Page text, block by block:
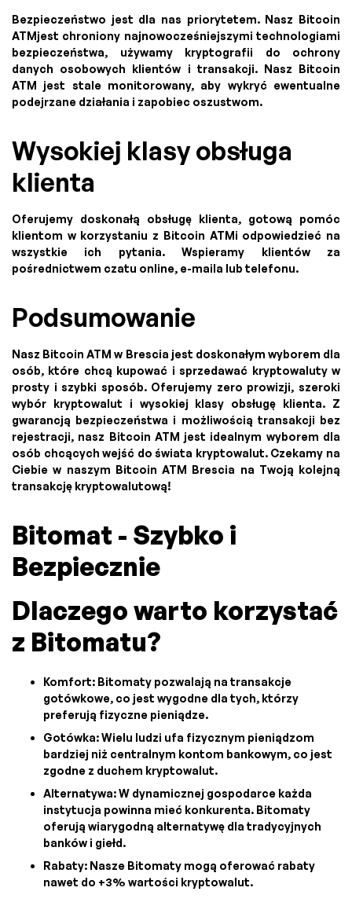
Bezpieczeństwo jest dla nas priorytetem. Nasz Bitcoin
ATMjest chroniony najnowocześniejszymi technologiami
bezpieczeństwa, używamy kryptografii do ochrony
danych osobowych klientów i transakcji. Nasz Bitcoin
ATM jest stale monitorowany, aby wykryć ewentualne
podejrzane działania i zapobiec oszustwom.
Wysokiej klasy obsługa
klienta
Oferujemy doskonałą obsługę klienta, gotową pomóc
klientom w korzystaniu z Bitcoin ATMi odpowiedzieć na
wszystkie ich pytania. Wspieramy klientów za
pośrednictwem czatu online, e-maila lub telefonu.
Podsumowanie
Nasz Bitcoin ATM w Brescia jest doskonałym wyborem dla
osób, które chcą kupować i sprzedawać kryptowaluty w
prosty i szybki sposób. Oferujemy zero prowizji, szeroki
wybór kryptowalut i wysokiej klasy obsługę klienta. Z
gwarancją bezpieczeństwa i możliwością transakcji bez
rejestracji, nasz Bitcoin ATM jest idealnym wyborem dla
osób chcących wejść do świata kryptowalut. Czekamy na
Ciebie w naszym Bitcoin ATM Brescia na Twoją kolejną
transakcję kryptowalutową!
Bitomat - Szybko i
Bezpiecznie
Dlaczego warto korzystać
z Bitomatu?
Komfort: Bitomaty pozwalają na transakcje
gotówkowe, co jest wygodne dla tych, którzy
preferują fizyczne pieniądze.
Gotówka: Wielu ludzi ufa fizycznym pieniądzom
bardziej niż centralnym kontom bankowym, co jest
zgodne z duchem kryptowalut.
Alternatywa: W dynamicznej gospodarce każda
instytucja powinna mieć konkurenta. Bitomaty
oferują wiarygodną alternatywę dla tradycyjnych
banków i giełd.
Rabaty: Nasze Bitomaty mogą oferować rabaty
nawet do +3% wartości kryptowalut.